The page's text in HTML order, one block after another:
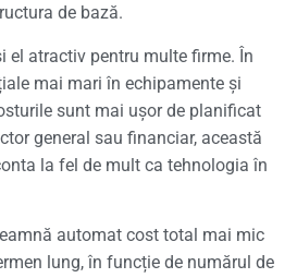
de bază.
el atractiv pentru multe firme. În
mai mari în echipamente și
sunt mai ușor de planificat
general sau financiar, această
la fel de mult ca tehnologia în
automat cost total mai mic
lung, în funcție de numărul de